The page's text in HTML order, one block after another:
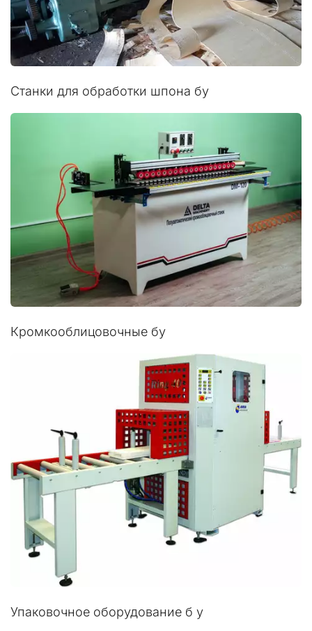
Станки для обработки шпона бу
Кромкооблицовочные бу
Упаковочное оборудование б у